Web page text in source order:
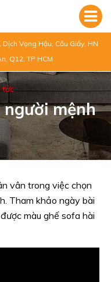
Vọng Hậu, Cầu Giấy, HN
Q12, TP HCM
tức
mệnh
vân trong việc chọn
Tham khảo ngày bài
màu ghế sofa hài